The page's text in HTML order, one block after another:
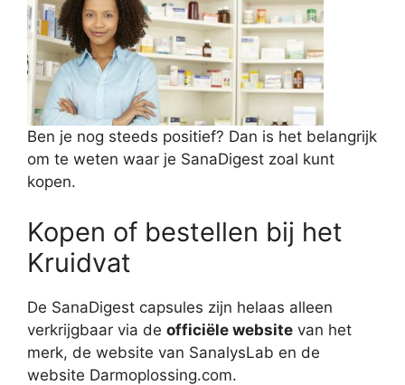
Ben je nog steeds positief? Dan is het belangrijk
om te weten waar je SanaDigest zoal kunt
kopen.
Kopen of bestellen bij het
Kruidvat
De SanaDigest capsules zijn helaas alleen
verkrijgbaar via de officiële website van het
merk, de website van SanalysLab en de
website Darmoplossing.com.